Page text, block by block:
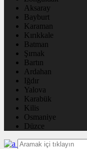
Aksaray
Bayburt
Karaman
Kırıkkale
Batman
Şırnak
Bartın
Ardahan
Iğdır
Yalova
Karabük
Kilis
Osmaniye
Düzce